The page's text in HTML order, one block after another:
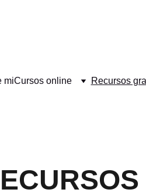
miCursos online Recursos